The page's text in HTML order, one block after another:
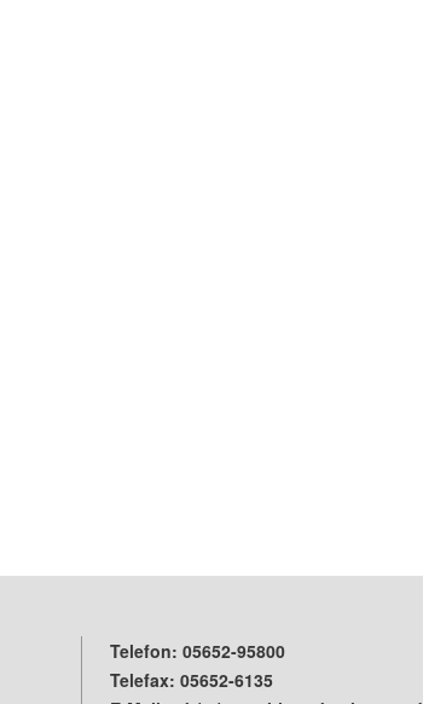
Telefon: 05652-95800
Telefax: 05652-6135